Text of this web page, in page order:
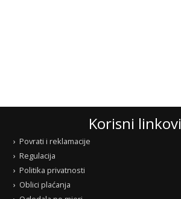
Korisni linkovi
Povrati i reklamacije
Regulacija
Politika privatnosti
Oblici plaćanja